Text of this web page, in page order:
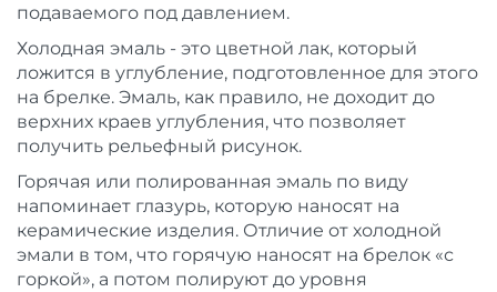
подаваемого под давлением.
Холодная эмаль - это цветной лак, который
ложится в углубление, подготовленное для этого
на брелке. Эмаль, как правило, не доходит до
верхних краев углубления, что позволяет
получить рельефный рисунок.
Горячая или полированная эмаль по виду
напоминает глазурь, которую наносят на
керамические изделия. Отличие от холодной
эмали в том, что горячую наносят на брелок «с
горкой», а потом полируют до уровня